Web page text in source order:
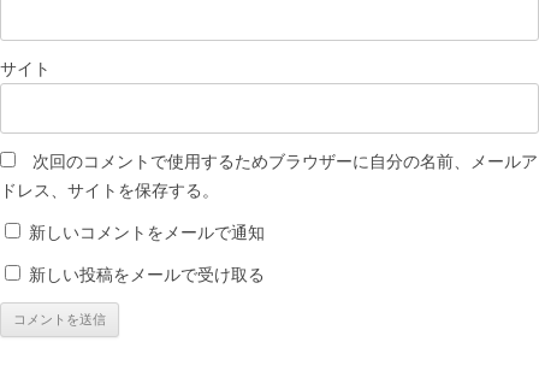
サイト
次回のコメントで使用するためブラウザーに自分の名前、メールア
ドレス、サイトを保存する。
新しいコメントをメールで通知
新しい投稿をメールで受け取る